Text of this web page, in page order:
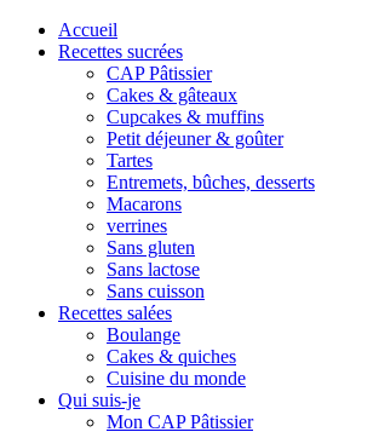
Accueil
Recettes sucrées
CAP Pâtissier
Cakes & gâteaux
Cupcakes & muffins
Petit déjeuner & goûter
Tartes
Entremets, bûches, desserts
Macarons
verrines
Sans gluten
Sans lactose
Sans cuisson
Recettes salées
Boulange
Cakes & quiches
Cuisine du monde
Qui suis-je
Mon CAP Pâtissier